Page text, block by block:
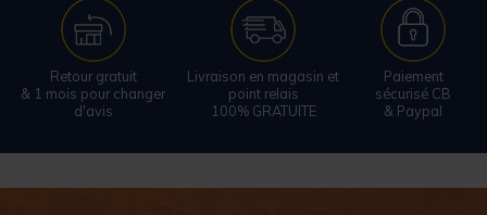
Retour gratuit
& 1 mois pour changer
d'avis
Livraison en magasin et
point relais
100% GRATUITE
Paiement
sécurisé CB
& Paypal